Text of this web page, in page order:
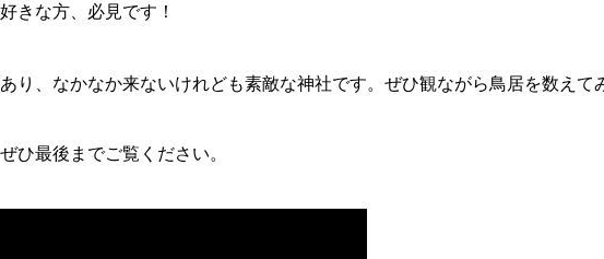
きな方、必見です！
り、なかなか来ないけれども素敵な神社です。ぜひ観ながら鳥居を数えて
ひ最後までご覧ください。